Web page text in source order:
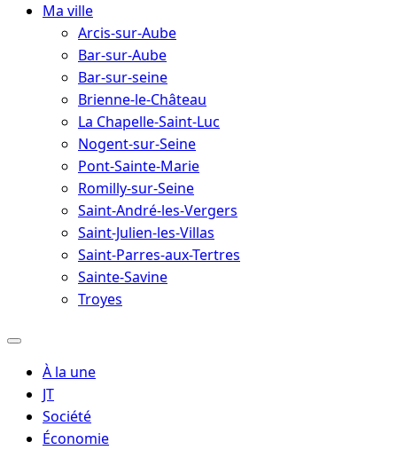
Ma ville
Arcis-sur-Aube
Bar-sur-Aube
Bar-sur-seine
Brienne-le-Château
La Chapelle-Saint-Luc
Nogent-sur-Seine
Pont-Sainte-Marie
Romilly-sur-Seine
Saint-André-les-Vergers
Saint-Julien-les-Villas
Saint-Parres-aux-Tertres
Sainte-Savine
Troyes
À la une
JT
Société
Économie